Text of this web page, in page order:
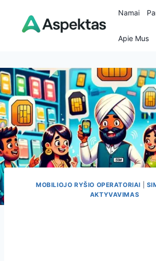
content
Namai
Apie Mus
MOBILIOJO RYŠIO OPERATORIAI
AKTYVAVIMAS